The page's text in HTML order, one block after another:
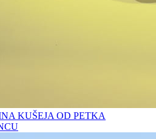
KUŠEJA OD PETKA